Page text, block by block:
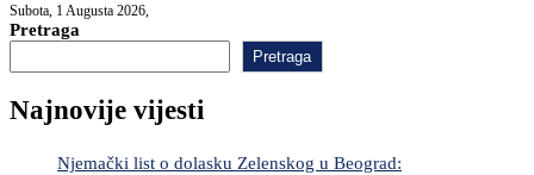
Subota, 1 Augusta 2026,
Pretraga
Pretraga
Najnovije vijesti
Njemački list o dolasku Zelenskog u Beograd: